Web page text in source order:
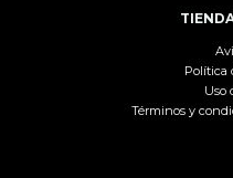
Política
Uso
Términos y